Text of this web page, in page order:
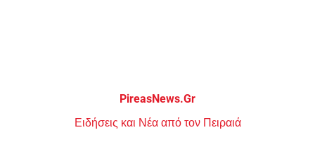
PireasNews.Gr
Ειδήσεις και Νέα από τον Πειραιά